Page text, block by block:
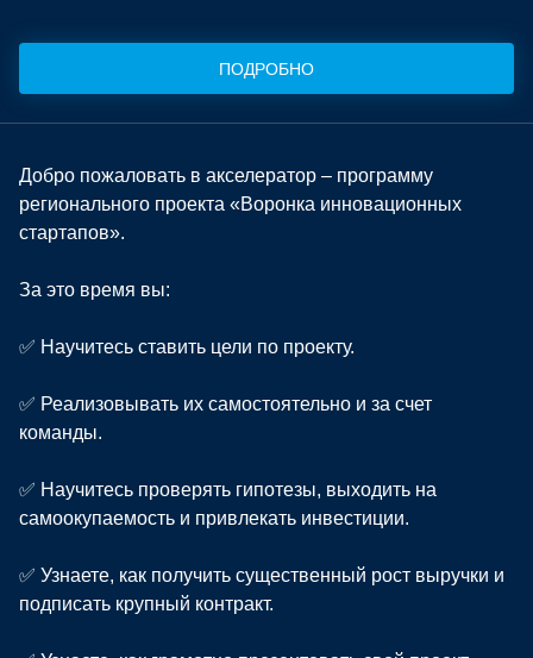
ПОДРОБНО
Добро пожаловать в акселератор – программу
регионального проекта «Воронка инновационных
стартапов».
За это время вы:
✅ Научитесь ставить цели по проекту.
✅ Реализовывать их самостоятельно и за счет
команды.
✅ Научитесь проверять гипотезы, выходить на
самоокупаемость и привлекать инвестиции.
✅ Узнаете, как получить существенный рост выручки и
подписать крупный контракт.